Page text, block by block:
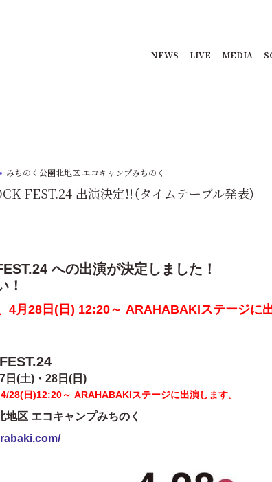
NEWS LIVE MEDIA
みちのく公園北地区 エコキャンプみちのく
FEST.24 出演決定!!（タイムテーブル発表）
への出演が決定しました！
！
4月28日(日) 12:20～ ARAHABAKIステージに
日(土)・28日(日)
28(日)12:20～ ARAHABAKIステージに出演します。
地区 エコキャンプみちのく